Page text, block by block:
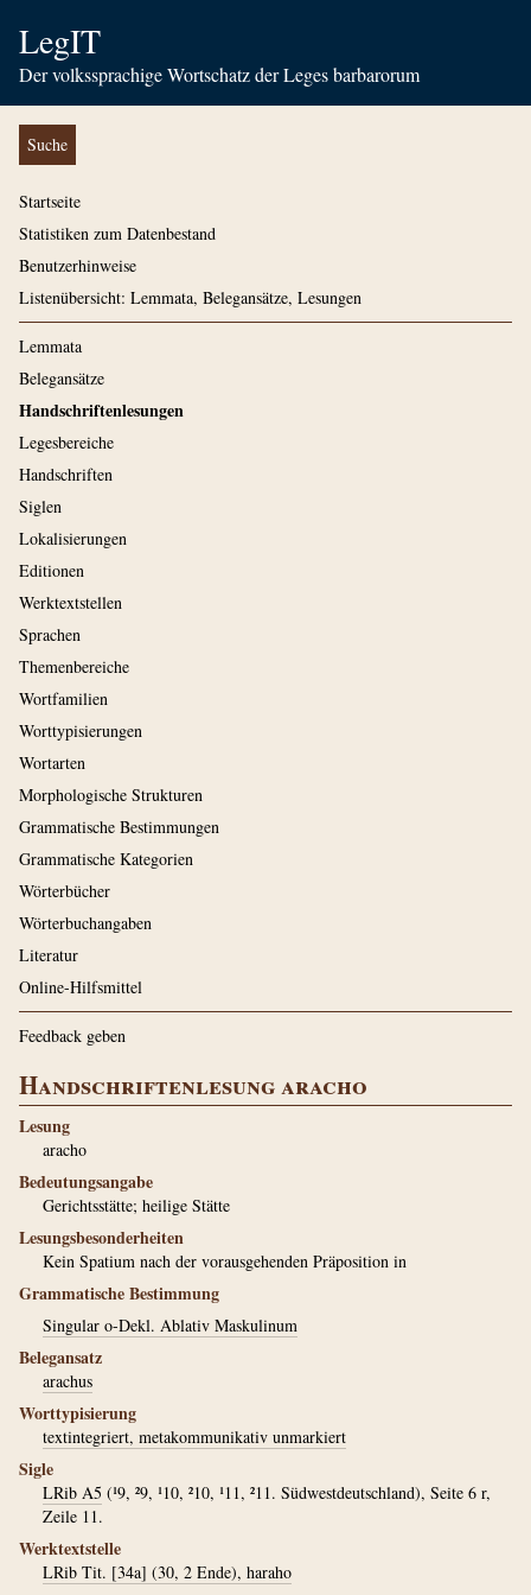
LegIT
Der volkssprachige Wortschatz der Leges barbarorum
Suche
Startseite
Statistiken zum Datenbestand
Benutzerhinweise
Listenübersicht: Lemmata, Belegansätze, Lesungen
Lemmata
Belegansätze
Handschriftenlesungen
Legesbereiche
Handschriften
Siglen
Lokalisierungen
Editionen
Werktextstellen
Sprachen
Themenbereiche
Wortfamilien
Worttypisierungen
Wortarten
Morphologische Strukturen
Grammatische Bestimmungen
Grammatische Kategorien
Wörterbücher
Wörterbuchangaben
Literatur
Online-Hilfsmittel
Feedback geben
Handschriftenlesung aracho
Lesung
aracho
Bedeutungsangabe
Gerichtsstätte; heilige Stätte
Lesungsbesonderheiten
Kein Spatium nach der vorausgehenden Präposition in
Grammatische Bestimmung
Singular o-Dekl. Ablativ Maskulinum
Belegansatz
arachus
Worttypisierung
textintegriert, metakommunikativ unmarkiert
Sigle
LRib A5 (¹9, ²9, ¹10, ²10, ¹11, ²11. Südwestdeutschland), Seite 6 r,
Zeile 11.
Werktextstelle
LRib Tit. [34a] (30, 2 Ende), haraho